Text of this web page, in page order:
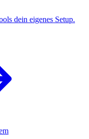
dein eigenes Setup.